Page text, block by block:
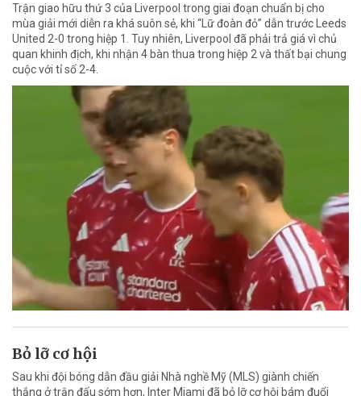
Trận giao hữu thứ 3 của Liverpool trong giai đoạn chuẩn bị cho
mùa giải mới diễn ra khá suôn sẻ, khi “Lữ đoàn đỏ” dẫn trước Leeds
United 2-0 trong hiệp 1. Tuy nhiên, Liverpool đã phải trả giá vì chủ
quan khinh địch, khi nhận 4 bàn thua trong hiệp 2 và thất bại chung
cuộc với tỉ số 2-4.
Bỏ lỡ cơ hội
Sau khi đội bóng dẫn đầu giải Nhà nghề Mỹ (MLS) giành chiến
thắng ở trận đấu sớm hơn, Inter Miami đã bỏ lỡ cơ hội bám đuổi